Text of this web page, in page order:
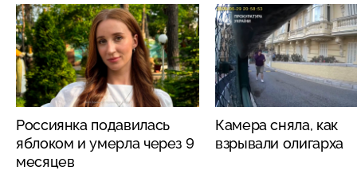
Россиянка подавилась
яблоком и умерла через 9
месяцев
Камера сняла, как
взрывали олигарха